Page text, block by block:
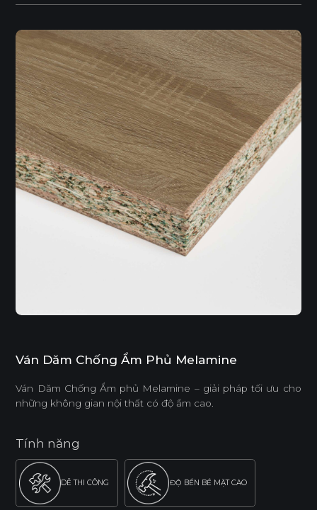
Ván Dăm Chống Ẩm Phủ Melamine
Ván Dăm Chống Ẩm phủ Melamine – giải pháp tối ưu cho
những không gian nội thất có độ ẩm cao.
Tính năng
DỄ THI CÔNG ĐỘ BỀN BỀ MẶT CAO